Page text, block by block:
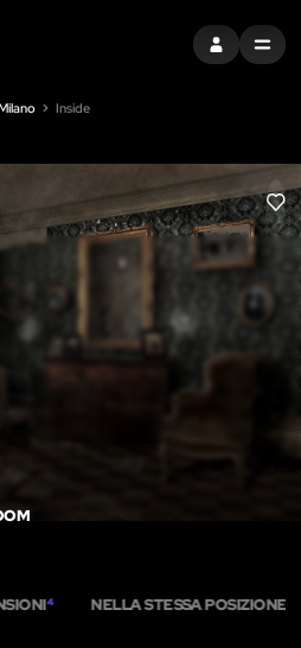
ACCEDIMENU
Inside
LIKE
4 NELLA STESSA POSIZIONE